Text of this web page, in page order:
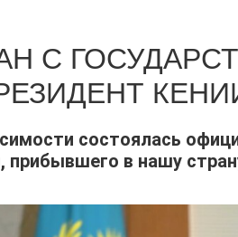
С
состоялась
прибывшего в нашу